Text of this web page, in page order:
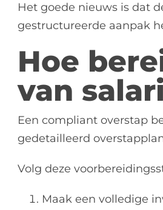
Het goede nieuws is dat
gestructureerde aanpak
Hoe
van
Een compliant overstap
gedetailleerd
Volg deze
Maak een volledige